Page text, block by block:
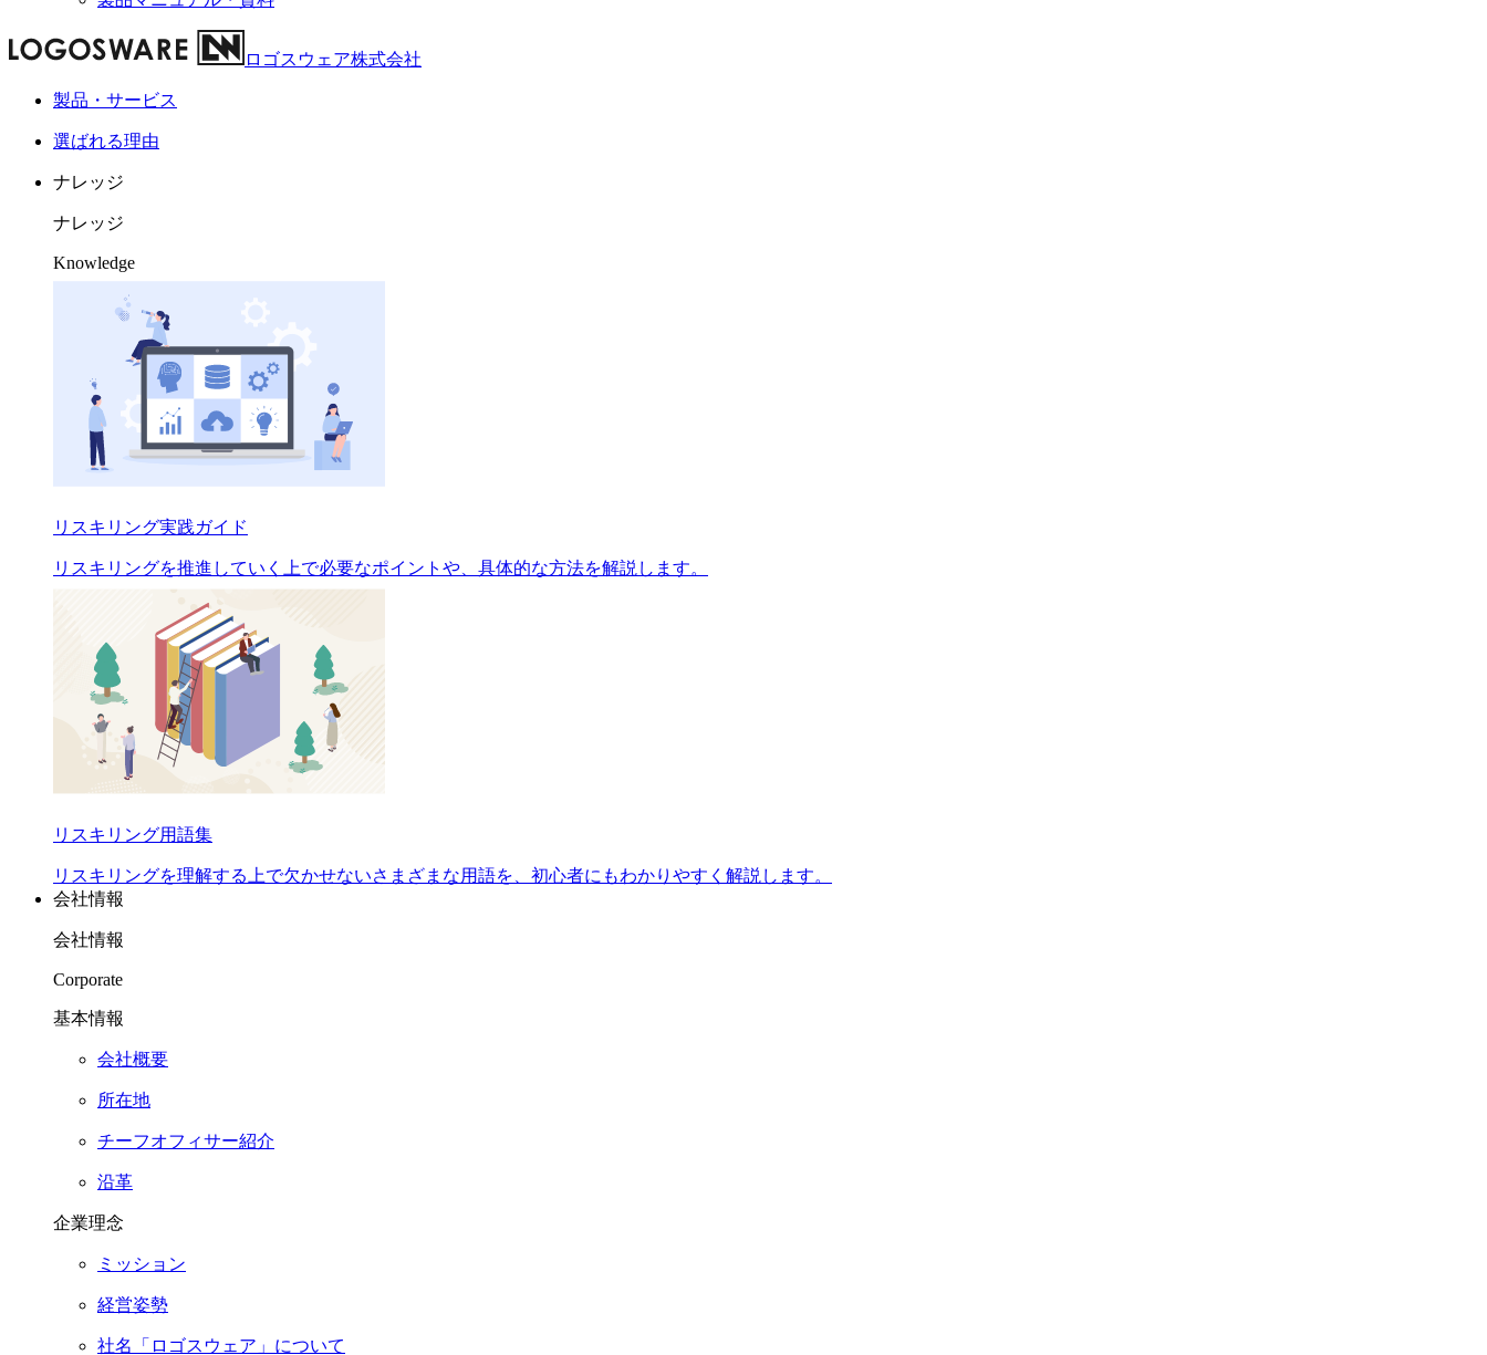
ロゴスウェア株式会社
製品・サービス
選ばれる理由
ナレッジ
ナレッジ
Knowledge
リスキリング実践ガイド
リスキリングを推進していく上で必要なポイントや、具体的な方法を解説します。
リスキリング用語集
リスキリングを理解する上で欠かせないさまざまな用語を、初心者にもわかりやすく解説します。
会社情報
会社情報
Corporate
基本情報
会社概要
所在地
チーフオフィサー紹介
沿革
企業理念
ミッション
経営姿勢
社名「ロゴスウェア」について